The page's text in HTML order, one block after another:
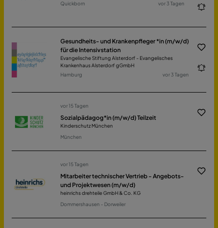
Quickborn
vor 3 Tagen
Gesundheits- und Krankenpfleger *in (m/w/d)
für die Intensivstation
Evangelische Stiftung Alsterdorf - Evangelisches
Krankenhaus Alsterdorf gGmbH
Hamburg
vor 3 Tagen
vor 15 Tagen
Sozialpädagog*in (m/w/d) Teilzeit
Kinderschutz München
München
vor 15 Tagen
Mitarbeiter technischer Vertrieb - Angebots-
und Projektwesen (m/w/d)
heinrichs drehteile GmbH & Co. KG
Dommershausen - Dorweiler